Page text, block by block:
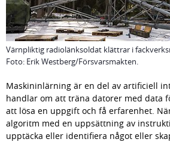
Värnpliktig radiolänksoldat klättrar i
Foto: Erik Westberg/Försvarsmakten.
Maskininlärning är en del av artificiell
handlar om att träna datorer med data
att lösa en uppgift och få erfarenhet.
algoritm med en uppsättning av
upptäcka eller identifiera något eller